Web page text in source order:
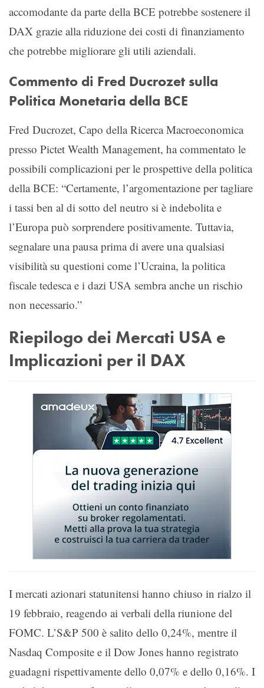
accomodante da parte della BCE potrebbe sostenere il
DAX grazie alla riduzione dei costi di finanziamento
che potrebbe migliorare gli utili aziendali.
Commento di Fred Ducrozet sulla
Politica Monetaria della BCE
Fred Ducrozet, Capo della Ricerca Macroeconomica
presso Pictet Wealth Management, ha commentato le
possibili complicazioni per le prospettive della politica
della BCE: “Certamente, l’argomentazione per tagliare
i tassi ben al di sotto del neutro si è indebolita e
l’Europa può sorprendere positivamente. Tuttavia,
segnalare una pausa prima di avere una qualsiasi
visibilità su questioni come l’Ucraina, la politica
fiscale tedesca e i dazi USA sembra anche un rischio
non necessario.”
Riepilogo dei Mercati USA e
Implicazioni per il DAX
I mercati azionari statunitensi hanno chiuso in rialzo il
19 febbraio, reagendo ai verbali della riunione del
FOMC. L’S&P 500 è salito dello 0,24%, mentre il
Nasdaq Composite e il Dow Jones hanno registrato
guadagni rispettivamente dello 0,07% e dello 0,16%. I